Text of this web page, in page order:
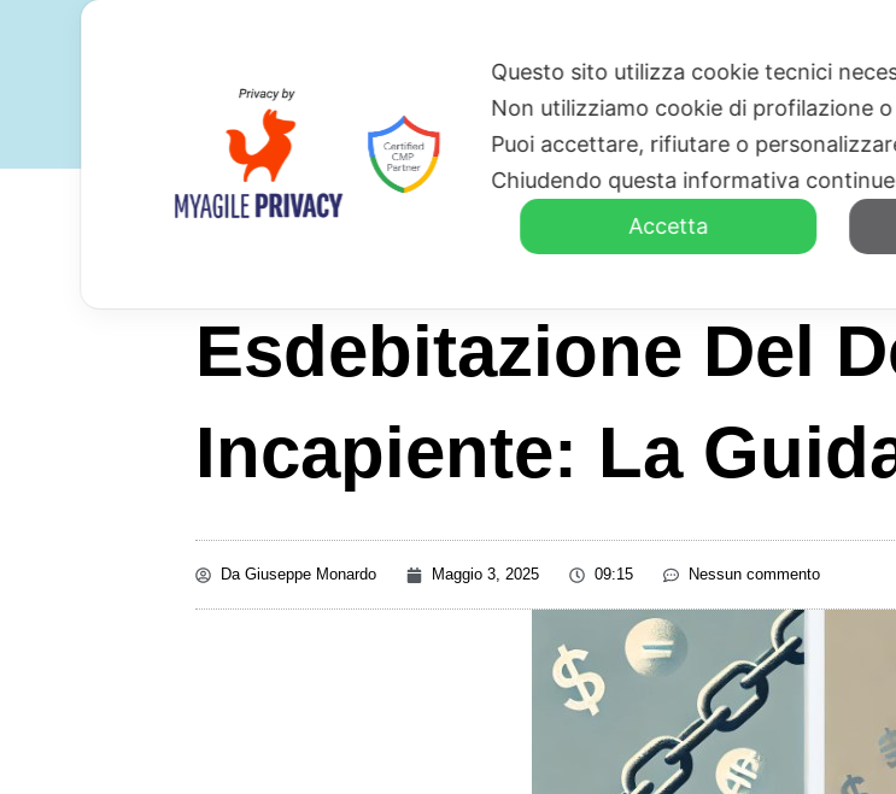
HOME
Esdebitazione Del
Incapiente: La
DaGiuseppe Monardo Maggio 3, 2025 09:15 Nessun commento
Questo sito utilizza cookie tecnici
Non utilizziamo cookie di profilazione
Puoi accettare, rifiutare o
Chiudendo questa informativa
Accetta